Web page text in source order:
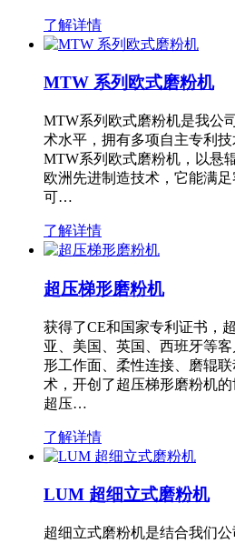
了解详情
MTW 系列欧式磨粉机
MTW系列欧式磨粉机是我公
术水平，拥有多项自主专利
MTW系列欧式磨粉机，以悬
欧洲先进制造技术，它能满
可…
了解详情
超压梯形磨粉机
获得了CE和国家专利证书，
亚、美国、英国、西班牙等
形工作面、柔性连接、磨辊
术，开创了超压梯形磨粉机
超压…
了解详情
LUM 超细立式磨粉机
超细立式磨粉机是结合我们